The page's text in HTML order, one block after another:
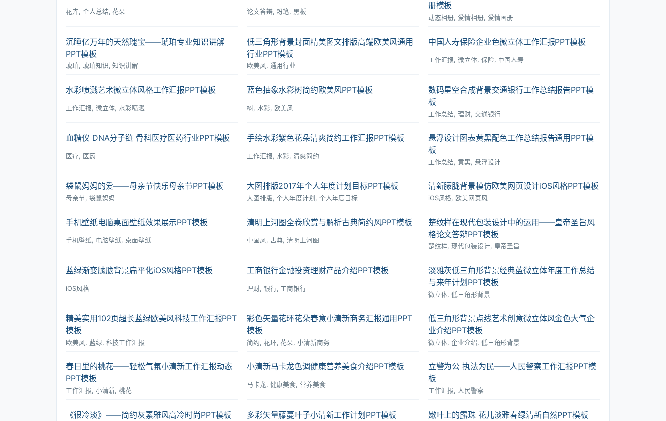
花卉, 个人总结, 花朵 论文答辩, 粉笔, 黑板
册模板
动态相册, 爱情相册, 爱情画册
沉睡亿万年的天然瑰宝――琥珀专业知识讲解
PPT模板
琥珀, 琥珀知识, 知识讲解
低三角形背景封面精美图文排版高端欧美风通用
行业PPT模板
欧美风, 通用行业
中国人寿保险企业色微立体工作汇报PPT模板
工作汇报, 微立体, 保险, 中国人寿
水彩喷溅艺术微立体风格工作汇报PPT模板
工作汇报, 微立体, 水彩喷溅
蓝色抽象水彩树简约欧美风PPT模板
树, 水彩, 欧美风
数码星空合成背景交通银行工作总结报告PPT模
板
工作总结, 理财, 交通银行
血糖仪 DNA分子链 骨科医疗医药行业PPT模板
医疗, 医药
手绘水彩紫色花朵清爽简约工作汇报PPT模板
工作汇报, 水彩, 清爽简约
悬浮设计图表黄黑配色工作总结报告通用PPT模
板
工作总结, 黄黑, 悬浮设计
袋鼠妈妈的爱――母亲节快乐母亲节PPT模板
母亲节, 袋鼠妈妈
大图排版2017年个人年度计划目标PPT模板
大图排版, 个人年度计划, 个人年度目标
清新朦胧背景模仿欧美网页设计iOS风格PPT模板
iOS风格, 欧美网页风
手机壁纸电脑桌面壁纸效果展示PPT模板
手机壁纸, 电脑壁纸, 桌面壁纸
清明上河图全卷欣赏与解析古典简约风PPT模板
中国风, 古典, 清明上河图
楚纹样在现代包装设计中的运用――皇帝圣旨风
格论文答辩PPT模板
楚纹样, 现代包装设计, 皇帝圣旨
蓝绿渐变朦胧背景扁平化iOS风格PPT模板
iOS风格
工商银行金融投资理财产品介绍PPT模板
理财, 银行, 工商银行
淡雅灰低三角形背景经典蓝微立体年度工作总结
与来年计划PPT模板
微立体, 低三角形背景
精美实用102页超长蓝绿欧美风科技工作汇报PPT
模板
欧美风, 蓝绿, 科技工作汇报
彩色矢量花环花朵春意小清新商务汇报通用PPT
模板
简约, 花环, 花朵, 小清新商务
低三角形背景点线艺术创意微立体风金色大气企
业介绍PPT模板
微立体, 企业介绍, 低三角形背景
春日里的桃花――轻松气氛小清新工作汇报动态
PPT模板
工作汇报, 小清新, 桃花
小清新马卡龙色调健康营养美食介绍PPT模板
马卡龙, 健康美食, 营养美食
立警为公 执法为民――人民警察工作汇报PPT模
板
工作汇报, 人民警察
《很冷淡》――简约灰素雅风高冷时尚PPT模板 多彩矢量藤蔓叶子小清新工作计划PPT模板
嫩叶上的露珠 花儿淡雅春绿清新自然PPT模板